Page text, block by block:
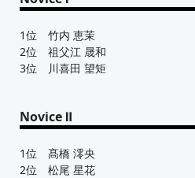
1位 竹内 恵茉
2位 祖父江 晟和
3位 川喜田 望矩
Novice Ⅱ
1位 髙橋 澪央
2位 松尾 星花